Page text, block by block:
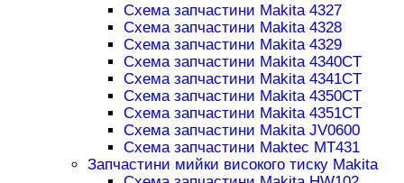
Схема запчастини Makita 4327
Схема запчастини Makita 4328
Схема запчастини Makita 4329
Схема запчастини Makita 4340CT
Схема запчастини Makita 4341CT
Схема запчастини Makita 4350CT
Схема запчастини Makita 4351CT
Схема запчастини Makita JV0600
Схема запчастини Maktec MT431
Запчастини мийки високого тиску Makita